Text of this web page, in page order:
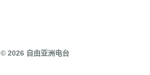
© 2026 自由亚洲电台